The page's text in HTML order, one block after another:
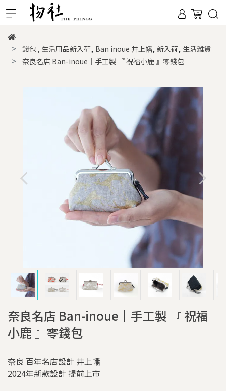
錢包 , 生活用品新入荷, Ban inoue 井上幡, 新入荷, 生活雜貨
奈良名店 Ban-inoue｜手工製 『 祝福小鹿 』零錢包
奈良名店 Ban-inoue｜手工製 『 祝福
小鹿 』零錢包
奈良 百年名店設計 井上幡
2024年新款設計 提前上市